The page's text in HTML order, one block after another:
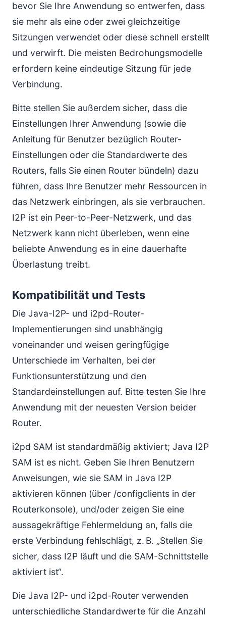
bevor Sie Ihre Anwendung so entwerfen, dass
sie mehr als eine oder zwei gleichzeitige
Sitzungen verwendet oder diese schnell erstellt
und verwirft. Die meisten Bedrohungsmodelle
erfordern keine eindeutige Sitzung für jede
Verbindung.
Bitte stellen Sie außerdem sicher, dass die
Einstellungen Ihrer Anwendung (sowie die
Anleitung für Benutzer bezüglich Router-
Einstellungen oder die Standardwerte des
Routers, falls Sie einen Router bündeln) dazu
führen, dass Ihre Benutzer mehr Ressourcen in
das Netzwerk einbringen, als sie verbrauchen.
I2P ist ein Peer-to-Peer-Netzwerk, und das
Netzwerk kann nicht überleben, wenn eine
beliebte Anwendung es in eine dauerhafte
Überlastung treibt.
Kompatibilität und Tests
Die Java-I2P- und i2pd-Router-
Implementierungen sind unabhängig
voneinander und weisen geringfügige
Unterschiede im Verhalten, bei der
Funktionsunterstützung und den
Standardeinstellungen auf. Bitte testen Sie Ihre
Anwendung mit der neuesten Version beider
Router.
i2pd SAM ist standardmäßig aktiviert; Java I2P
SAM ist es nicht. Geben Sie Ihren Benutzern
Anweisungen, wie sie SAM in Java I2P
aktivieren können (über /configclients in der
Routerkonsole), und/oder zeigen Sie eine
aussagekräftige Fehlermeldung an, falls die
erste Verbindung fehlschlägt, z. B. „Stellen Sie
sicher, dass I2P läuft und die SAM-Schnittstelle
aktiviert ist“.
Die Java I2P- und i2pd-Router verwenden
unterschiedliche Standardwerte für die Anzahl